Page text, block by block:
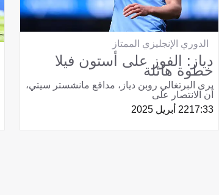
الدوري الإنجليزي الممتاز
دياز: الفوز على أستون فيلا
خطوة هائلة
يرى البرتغالي روبن دياز، مدافع مانشستر سيتي،
أن الانتصار على
17:3322 أبريل 2025